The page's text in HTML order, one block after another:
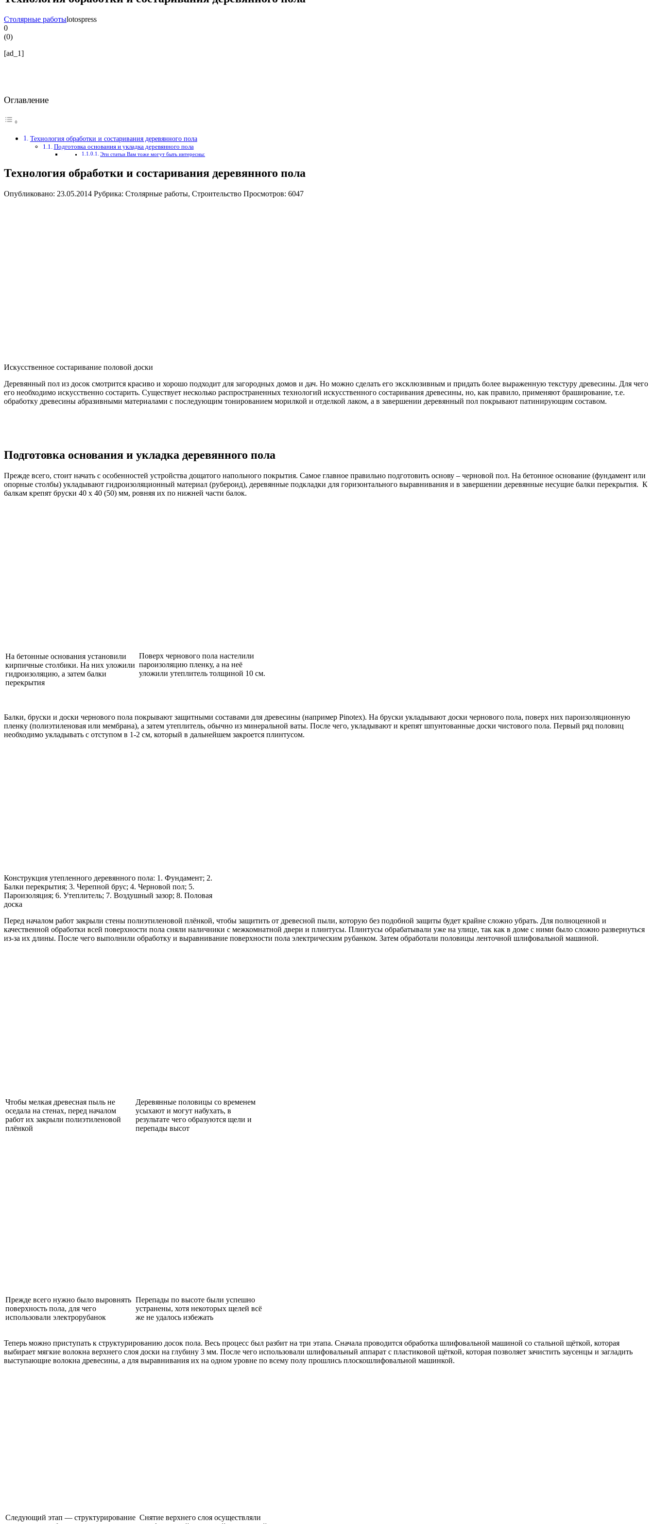
Столярные работыlotospress
0
(0)
[ad_1]
Оглавление
Технология обработки и состаривания деревянного пола
Подготовка основания и укладка деревянного пола
Эти статьи Вам тоже могут быть интересны:
Технология обработки и состаривания деревянного пола
Опубликовано: 23.05.2014 Рубрика: Столярные работы, Строительство Просмотров: 6047
Искусственное состаривание половой доски
Деревянный пол из досок смотрится красиво и хорошо подходит для загородных домов и дач. Но можно сделать его эксклюзивным и придать более выраженную текстуру древесины. Для чего
его необходимо искусственно состарить. Существует несколько распространенных технологий искусственного состаривания древесины, но, как правило, применяют браширование, т.е.
обработку древесины абразивными материалами с последующим тонированием морилкой и отделкой лаком, а в завершении деревянный пол покрывают патинирующим составом.
Подготовка основания и укладка деревянного пола
Прежде всего, стоит начать с особенностей устройства дощатого напольного покрытия. Самое главное правильно подготовить основу – черновой пол. На бетонное основание (фундамент или
опорные столбы) укладывают гидроизоляционный материал (рубероид), деревянные подкладки для горизонтального выравнивания и в завершении деревянные несущие балки перекрытия. К
балкам крепят бруски 40 х 40 (50) мм, ровняя их по нижней части балок.
На бетонные основания установили
кирпичные столбики. На них уложили
гидроизоляцию, а затем балки
перекрытия
Поверх чернового пола настелили
пароизоляцию пленку, а на неё
уложили утеплитель толщиной 10 см.
Балки, бруски и доски чернового пола покрывают защитными составами для древесины (например Pinotex). На бруски укладывают доски чернового пола, поверх них пароизоляционную
пленку (полиэтиленовая или мембрана), а затем утеплитель, обычно из минеральной ваты. После чего, укладывают и крепят шпунтованные доски чистового пола. Первый ряд половиц
необходимо укладывать с отступом в 1-2 см, который в дальнейшем закроется плинтусом.
Конструкция утепленного деревянного пола: 1. Фундамент; 2.
Балки перекрытия; 3. Черепной брус; 4. Черновой пол; 5.
Пароизоляция; 6. Утеплитель; 7. Воздушный зазор; 8. Половая
доска
Перед началом работ закрыли стены полиэтиленовой плёнкой, чтобы защитить от древесной пыли, которую без подобной защиты будет крайне сложно убрать. Для полноценной и
качественной обработки всей поверхности пола сняли наличники с межкомнатной двери и плинтусы. Плинтусы обрабатывали уже на улице, так как в доме с ними было сложно развернуться
из-за их длины. После чего выполнили обработку и выравнивание поверхности пола электрическим рубанком. Затем обработали половицы ленточной шлифовальной машиной.
Чтобы мелкая древесная пыль не
оседала на стенах, перед началом
работ их закрыли полиэтиленовой
плёнкой
Деревянные половицы со временем
усыхают и могут набухать, в
результате чего образуются щели и
перепады высот
Прежде всего нужно было выровнять
поверхность пола, для чего
использовали электрорубанок
Перепады по высоте были успешно
устранены, хотя некоторых щелей всё
же не удалось избежать
Теперь можно приступать к структурированию досок пола. Весь процесс был разбит на три этапа. Сначала проводится обработка шлифовальной машиной со стальной щёткой, которая
выбирает мягкие волокна верхнего слоя доски на глубину 3 мм. После чего использовали шлифовальный аппарат с пластиковой щёткой, которая позволяет зачистить заусенцы и загладить
выступающие волокна древесины, а для выравнивания их на одном уровне по всему полу прошлись плоскошлифовальной машинкой.
Следующий этап — структурирование Снятие верхнего слоя осуществляли